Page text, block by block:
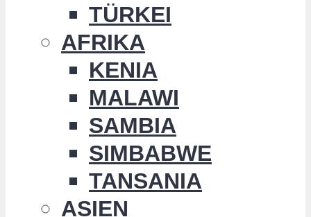
TÜRKEI
AFRIKA
KENIA
MALAWI
SAMBIA
SIMBABWE
TANSANIA
ASIEN